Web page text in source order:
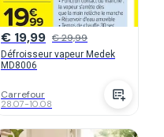
€ 19,99 € 29,99
Défroisseur vapeur Medek
MD8006
Carrefour
28.07-10.08